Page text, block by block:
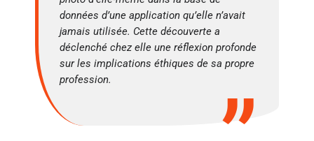
données d’une application qu’elle n’avait
jamais utilisée. Cette découverte a
déclenché chez elle une réflexion profonde
sur les implications éthiques de sa propre
profession.